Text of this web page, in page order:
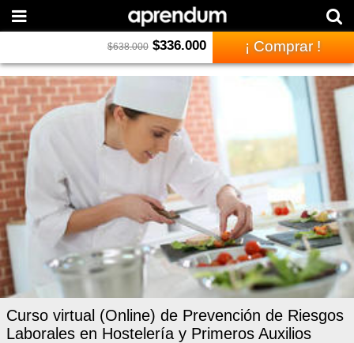
$638.000 $336.000 ¡ Comprar !
Curso virtual (Online) de Prevención de Riesgos
Laborales en Hostelería y Primeros Auxilios